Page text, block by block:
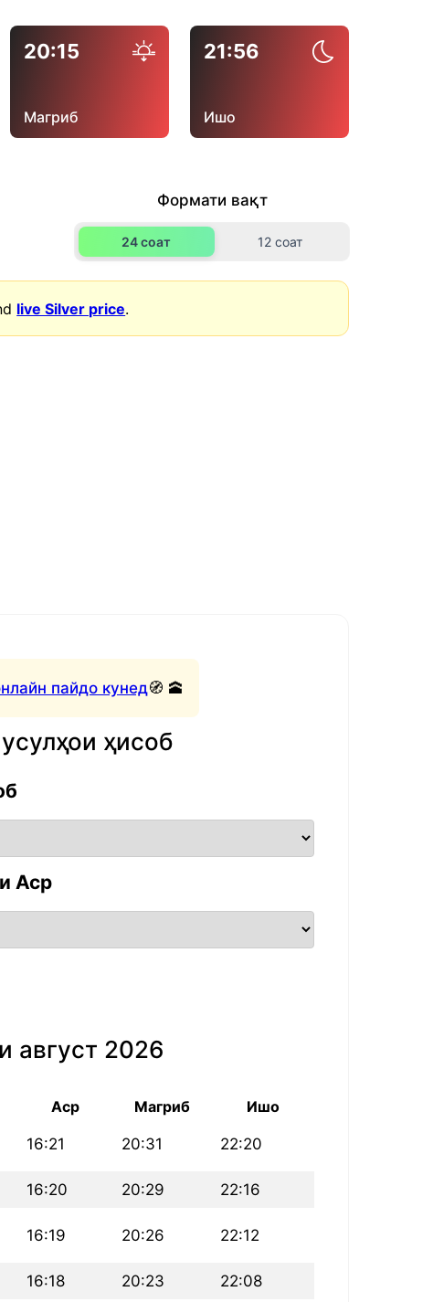
20:15
Магриб
21:56
Ишо
Формати вақт
24 соат 12 соат
live Silver price.
пайдо кунед🧭 🕋
ҳисоб
Аср
август 2026
Аср Магриб Ишо
16:21 20:31 22:20
16:20 20:29 22:16
16:19 20:26 22:12
16:18 20:23 22:08